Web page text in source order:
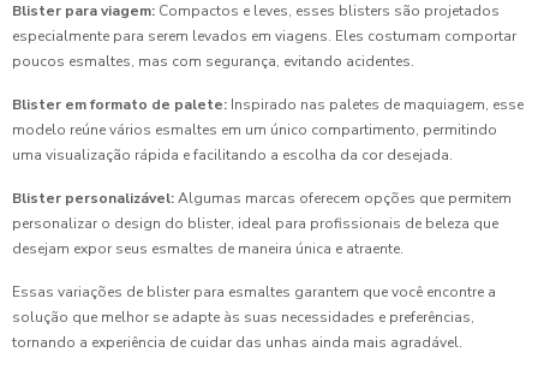
Blister para viagem: Compactos e leves, esses blisters são projetados
especialmente para serem levados em viagens. Eles costumam comportar
poucos esmaltes, mas com segurança, evitando acidentes.
Blister em formato de palete: Inspirado nas paletes de maquiagem, esse
modelo reúne vários esmaltes em um único compartimento, permitindo
uma visualização rápida e facilitando a escolha da cor desejada.
Blister personalizável:Algumas marcas oferecem opções que permitem
personalizar o design do blister, ideal para profissionais de beleza que
desejam expor seus esmaltes de maneira única e atraente.
Essas variações de blister para esmaltes garantem que você encontre a
solução que melhor se adapte às suas necessidades e preferências,
tornando a experiência de cuidar das unhas ainda mais agradável.